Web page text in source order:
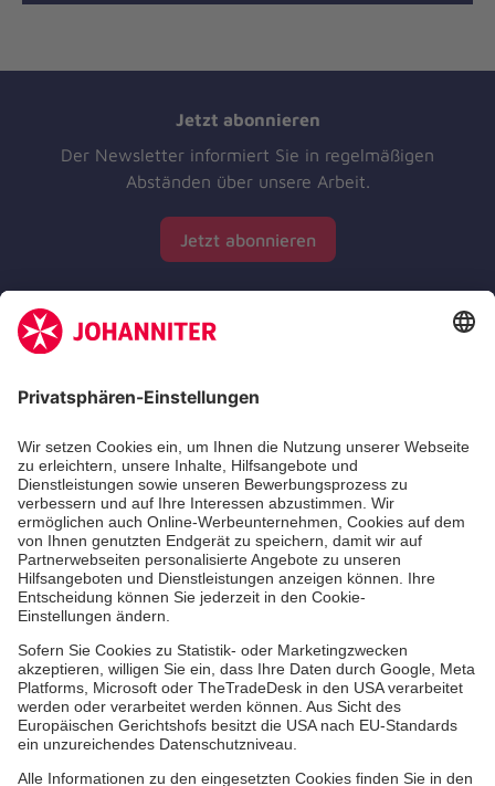
Jetzt abonnieren
Der Newsletter informiert Sie in regelmäßigen
Abständen über unsere Arbeit.
Jetzt abonnieren
Zertifizierung der Johanniter-Unfall-Hilfe e.V.
Die Johanniter GmbH führt das Spendenzertifikat
des Deutschen Spendenrats e.V.
Dienste & Leistungen
Mitarbeiten & Lernen